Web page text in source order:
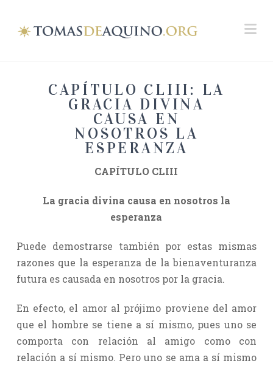
CAPÍTULO CLIII: LA
GRACIA DIVINA
CAUSA EN
NOSOTROS LA
ESPERANZA
CAPÍTULO CLIII
La gracia divina causa en nosotros la
esperanza
Puede demostrarse también por estas mismas
razones que la esperanza de la bienaventuranza
futura es causada en nosotros por la gracia.
En efecto, el amor al prójimo proviene del amor
que el hombre se tiene a sí mismo, pues uno se
comporta con relación al amigo como con
relación a sí mismo. Pero uno se ama a sí mismo